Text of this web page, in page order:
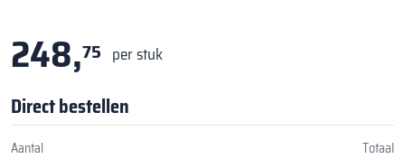
248,75 per stuk
Direct bestellen
Aantal Totaal